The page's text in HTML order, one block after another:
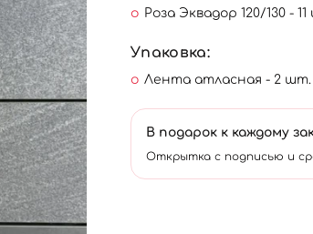
Роза Эквадор 120/130 -
Упаковка:
Лента атласная - 2 шт.
В подарок к каждому
Открытка с подписью и